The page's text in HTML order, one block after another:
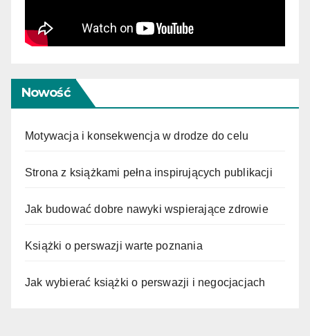
Nowość
Motywacja i konsekwencja w drodze do celu
Strona z książkami pełna inspirujących publikacji
Jak budować dobre nawyki wspierające zdrowie
Książki o perswazji warte poznania
Jak wybierać książki o perswazji i negocjacjach